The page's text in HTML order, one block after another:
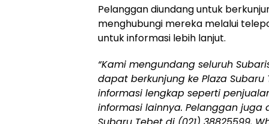
Pelanggan diundang untuk
menghubungi mereka melalui
untuk informasi lebih lanjut.
“Kami mengundang seluruh
dapat berkunjung ke Plaza
informasi lengkap seperti
informasi lainnya. Pelanggan juga